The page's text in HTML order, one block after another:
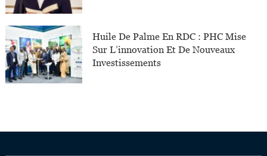
Huile De Palme En RDC : PHC Mise
Sur L’innovation Et De Nouveaux
Investissements